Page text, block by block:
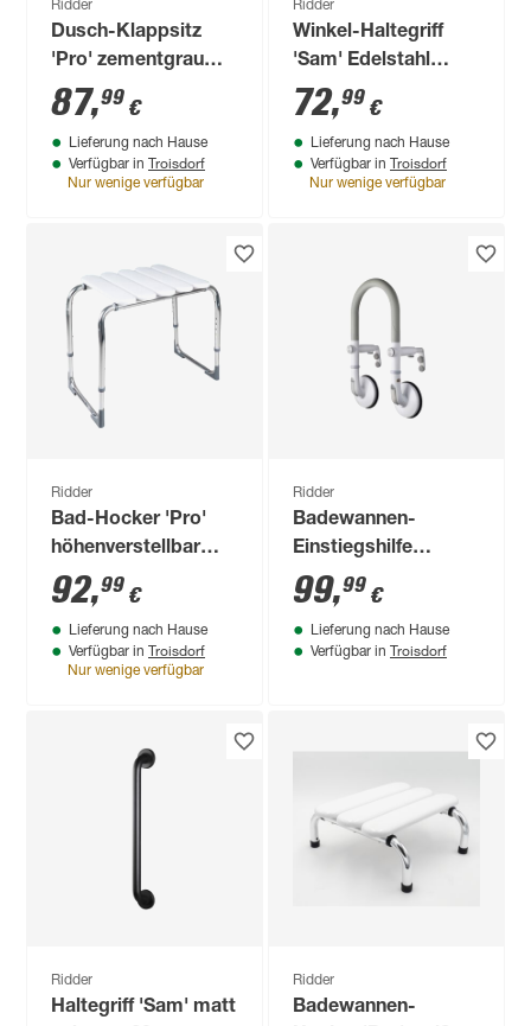
Ridder
Dusch-Klappsitz
'Pro' zementgrau
38,2 x 33 x 16,2 cm
87,99 €
Lieferung nach Hause
Verfügbar in Troisdorf
Nur wenige verfügbar
Ridder
Winkel-Haltegriff
'Sam' Edelstahl
inklusive Ablagekorb
72,99 €
Lieferung nach Hause
Verfügbar in Troisdorf
Nur wenige verfügbar
Ridder
Bad-Hocker 'Pro'
höhenverstellbar
weiß 62,8 x 33,3 x
41,7 - 54,2 cm
92,99 €
Lieferung nach Hause
Verfügbar in Troisdorf
Nur wenige verfügbar
Ridder
Badewannen-
Einstiegshilfe
'Premium' mit
Saugern bis 120 kg
weiß/grau
99,99 €
Lieferung nach Hause
Verfügbar in Troisdorf
Ridder
Haltegriff 'Sam' matt
Ridder
Badewannen-